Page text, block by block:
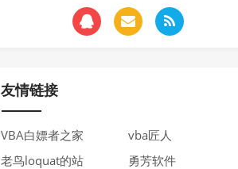
友情链接
VBA白嫖者之家
vba匠人
老鸟loquat的站
勇芳软件